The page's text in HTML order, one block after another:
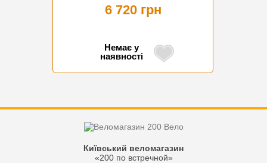
6 720 грн
Немає у
наявності
Київський веломагазин
«200 по встречной»